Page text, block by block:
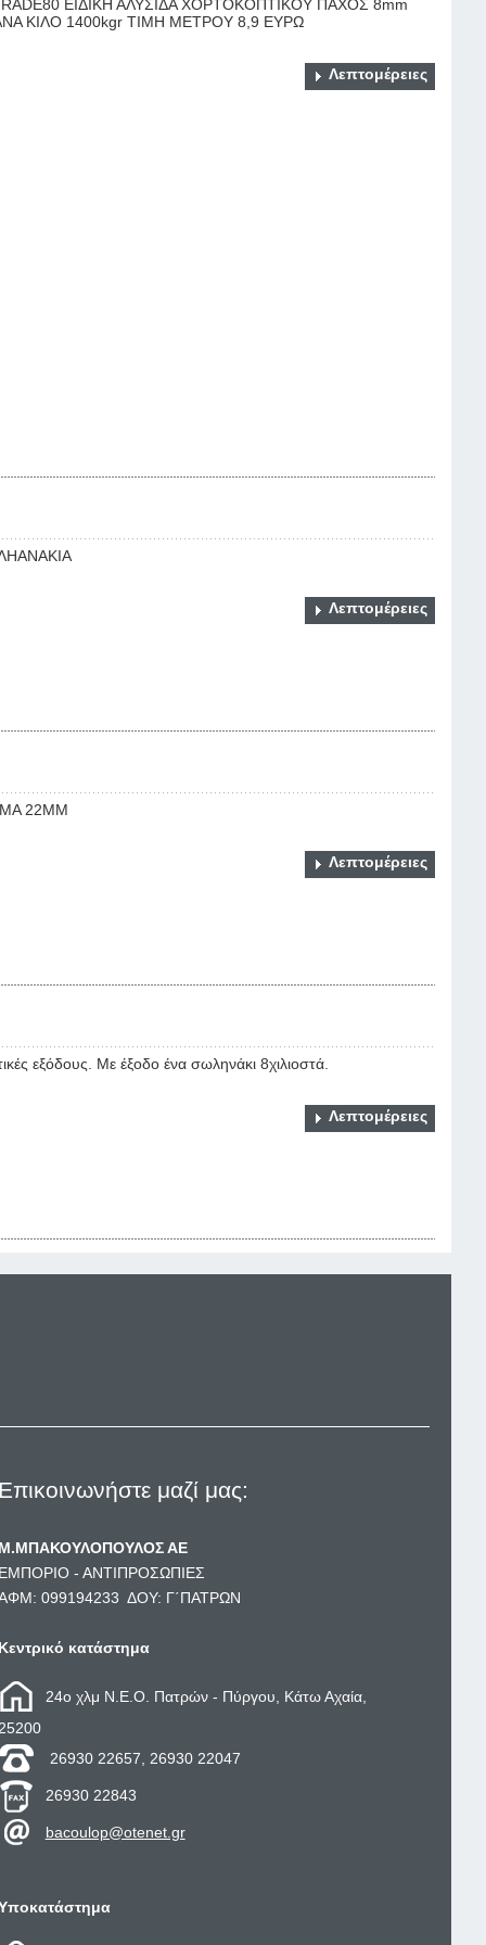
ΕΙΔΙΚΗ ΑΛΥΣΙΔΑ ΧΟΡΤΟΚΟΠΤΙΚΟΥ ΠΑΧΟΣ 8mm
ΚΙΛΟ 1400kgr ΤΙΜΗ ΜΕΤΡΟΥ 8,9 ΕΥΡΩ
Λεπτομέρειες
Λεπτομέρειες
22ΜΜ
Λεπτομέρειες
εξόδους. Με έξοδο ένα σωληνάκι 8χιλιοστά.
Λεπτομέρειες
Επικοινωνήστε μαζί μας:
Μ.ΜΠΑΚΟΥΛΟΠΟΥΛΟΣ ΑΕ
ΕΜΠΟΡΙΟ - ΑΝΤΙΠΡΟΣΩΠΙΕΣ
099194233 ΔΟΥ: Γ΄ΠΑΤΡΩΝ
Κεντρικό κατάστημα
24ο χλμ Ν.Ε.Ο. Πατρών - Πύργου, Κάτω Αχαία,
25200
26930 22657, 26930 22047
26930 22843
bacoulop@otenet.gr